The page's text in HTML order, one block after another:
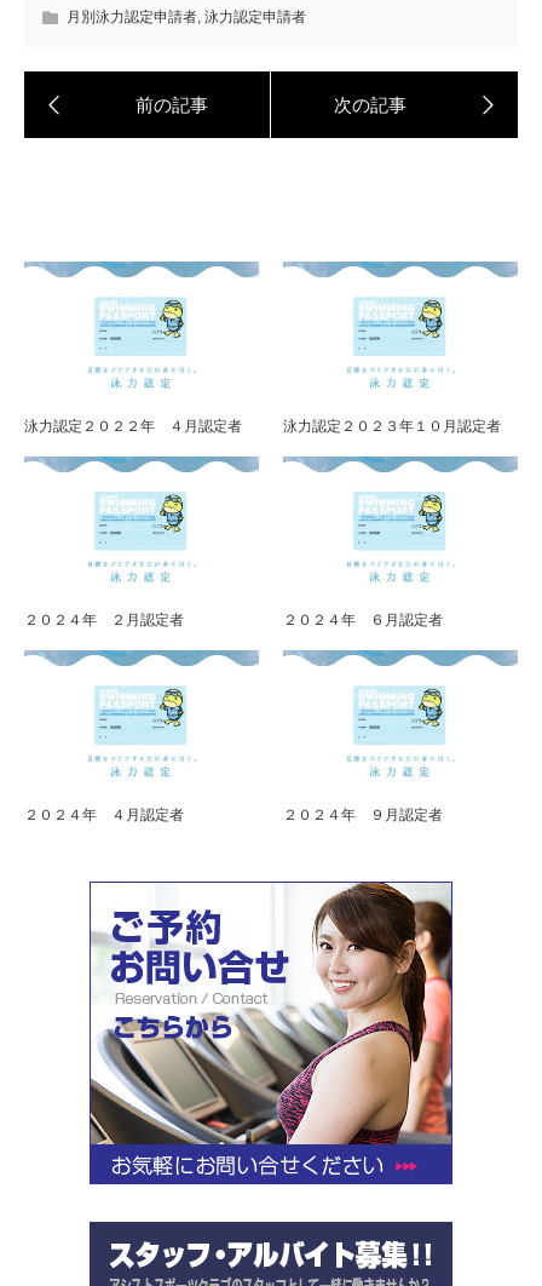
月別泳力認定申請者, 泳力認定申請者
泳力認定２０２２年 ４月認定者 泳力認定２０２３年１０月認定者
２０２４年 ２月認定者 ２０２４年 ６月認定者
２０２４年 ４月認定者 ２０２４年 ９月認定者